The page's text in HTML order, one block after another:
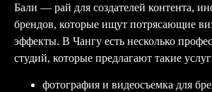
Бали — рай для создателей контента,
брендов, которые ищут потрясающие
эффекты. В Чангу есть несколько
студий, которые предлагают такие
фотография и видеосъемка для